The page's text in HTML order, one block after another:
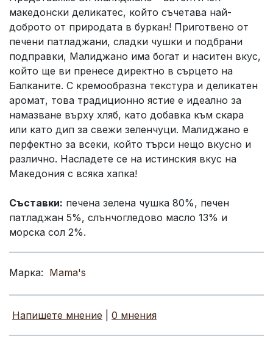
македонски деликатес, който съчетава най-
доброто от природата в буркан! Приготвено от
печени патладжани, сладки чушки и подбрани
подправки, Малиджано има богат и наситен вкус,
който ще ви пренесе директно в сърцето на
Балканите. С кремообразна текстура и деликатен
аромат, това традиционно ястие е идеално за
намазване върху хляб, като добавка към скара
или като дип за свежи зеленчуци. Малиджано е
перфектно за всеки, който търси нещо вкусно и
различно. Насладете се на истинския вкус на
Македония с всяка хапка!
Съставки: печена зелена чушка 80%, печен
патладжан 5%, слънчогледово масло 13% и
морска сол 2%.
Марка: Mama's
Напишете мнение 0 мнения